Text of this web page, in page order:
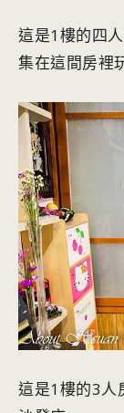
這是1樓的四
集在這間房裡
這是1樓的3人